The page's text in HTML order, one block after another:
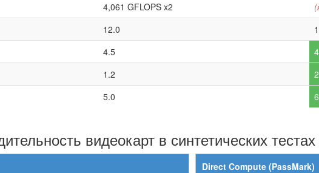
4,061 GFLOPS x2
12.0
4.5
1.2
5.0
видеокарт в синтетических тестах
Direct Compute (PassMark)